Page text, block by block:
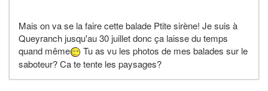
Mais on va se la faire cette balade Ptite sirène! Je suis à
Queyranch jusqu'au 30 juillet donc ça laisse du temps
quand même
Tu as vu les photos de mes balades sur le
saboteur? Ca te tente les paysages?